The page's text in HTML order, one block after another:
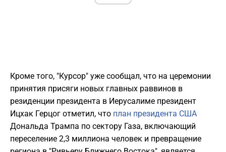
Кроме того, "Курсор" уже сообщал, что на церемонии
принятия присяги новых главных раввинов в
резиденции президента в Иерусалиме президент
Ицхак Герцог отметил, что план президента США
Дональда Трампа по сектору Газа, включающий
переселение 2,3 миллиона человек и превращение